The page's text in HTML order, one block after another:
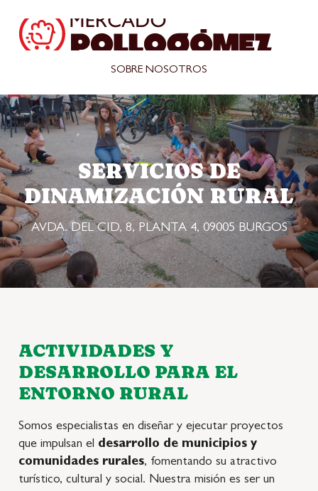
SOBRE NOSOTROS
SERVICIOS DE
DINAMIZACIÓN RURAL
AVDA. DEL CID, 8, PLANTA 4, 09005 BURGOS
ACTIVIDADES Y
DESARROLLO PARA EL
ENTORNO RURAL
Somos especialistas en diseñar y ejecutar proyectos
que impulsan el desarrollo de municipios y
comunidades rurales, fomentando su atractivo
turístico, cultural y social. Nuestra misión es ser un